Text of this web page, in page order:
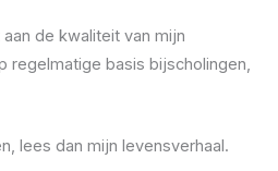
de kwaliteit van mijn
regelmatige basis bijscholingen,
lees dan mijn levensverhaal.